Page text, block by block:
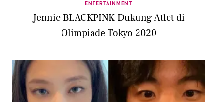
ENTERTAINMENT
Jennie BLACKPINK Dukung Atlet di
Olimpiade Tokyo 2020